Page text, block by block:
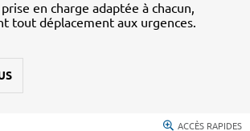
en charge adaptée à chacun,
tout déplacement aux urgences.
ACCÈS RAPIDES